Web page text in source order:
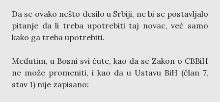
Da se ovako nešto desilo u Srbiji, ne bi se postavljalo
pitanje da li treba upotrebiti taj novac, već samo
kako ga treba upotrebiti.
Međutim, u Bosni svi ćute, kao da se Zakon o CBBiH
ne može promeniti, i kao da u Ustavu BiH (član 7,
stav 1) nije zapisano: